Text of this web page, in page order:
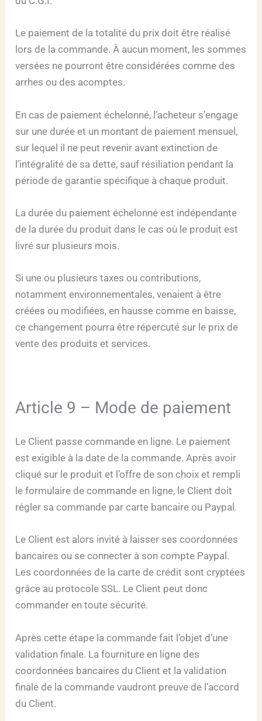
Le paiement de la totalité du prix doit être réalisé
lors de la commande. À aucun moment, les sommes
versées ne pourront être considérées comme des
arrhes ou des acomptes.
En cas de paiement échelonné, l’acheteur s’engage
sur une durée et un montant de paiement mensuel,
sur lequel il ne peut revenir avant extinction de
l’intégralité de sa dette, sauf résiliation pendant la
période de garantie spécifique à chaque produit.
La durée du paiement échelonné est indépendante
de la durée du produit dans le cas où le produit est
livré sur plusieurs mois.
Si une ou plusieurs taxes ou contributions,
notamment environnementales, venaient à être
créées ou modifiées, en hausse comme en baisse,
ce changement pourra être répercuté sur le prix de
vente des produits et services.
Article 9 – Mode de paiement
Le Client passe commande en ligne. Le paiement
est exigible à la date de la commande. Après avoir
cliqué sur le produit et l’offre de son choix et rempli
le formulaire de commande en ligne, le Client doit
régler sa commande par carte bancaire ou Paypal.
Le Client est alors invité à laisser ses coordonnées
bancaires ou se connecter à son compte Paypal.
Les coordonnées de la carte de crédit sont cryptées
grâce au protocole SSL. Le Client peut donc
commander en toute sécurité.
Après cette étape la commande fait l’objet d’une
validation finale. La fourniture en ligne des
coordonnées bancaires du Client et la validation
finale de la commande vaudront preuve de l’accord
du Client.